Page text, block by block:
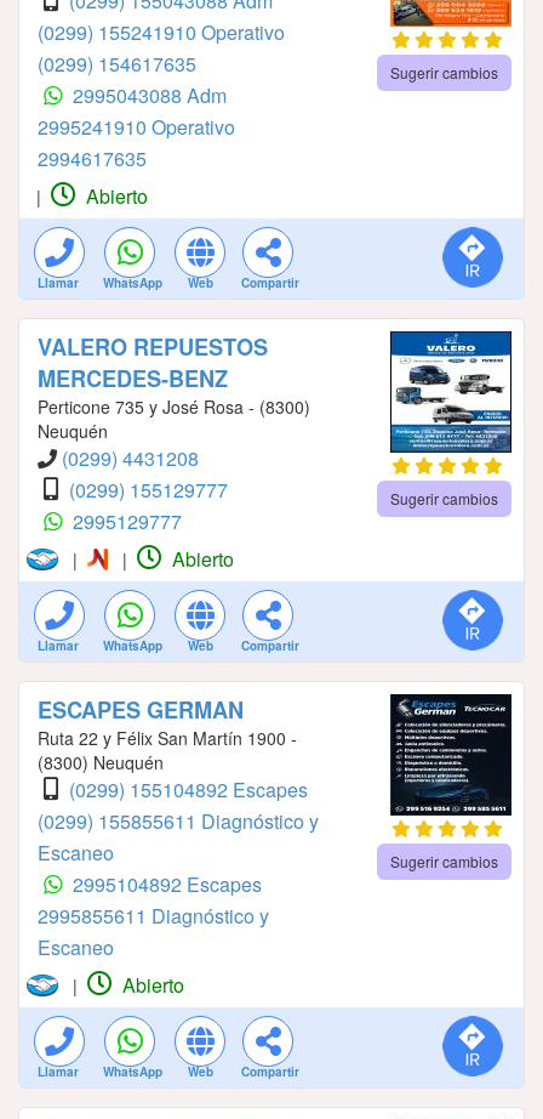
(0299) 155241910 Operativo
(0299) 154617635
2995043088 Adm
2995241910 Operativo
2994617635
Sugerir cambios
| Abierto
Llamar WhatsApp Web Compartir
VALERO REPUESTOS
MERCEDES-BENZ
Perticone 735 y José Rosa - (8300)
Neuquén
(0299) 4431208
(0299) 155129777
2995129777
Sugerir cambios
| | Abierto
Llamar WhatsApp Web Compartir
ESCAPES GERMAN
Ruta 22 y Félix San Martín 1900 -
(8300) Neuquén
(0299) 155104892 Escapes
(0299) 155855611 Diagnóstico y
Escaneo
2995104892 Escapes
2995855611 Diagnóstico y
Escaneo
Sugerir cambios
| Abierto
Llamar WhatsApp Web Compartir